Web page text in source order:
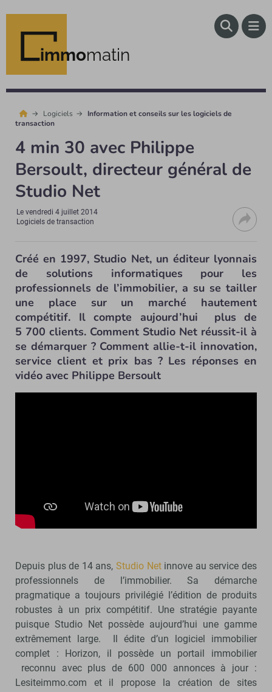
immomatin
Logiciels
Information et conseils sur les logiciels de
transaction
4 min 30 avec Philippe
Bersoult, directeur général de
Studio Net
Levendredi 4 juillet 2014
Logiciels de transaction
Créé en 1997, Studio Net, un éditeur lyonnais
de solutions informatiques pour les
professionnels de l’immobilier, a su se tailler
une place sur un marché hautement
compétitif. Il compte aujourd’hui plus de
5 700 clients. Comment Studio Net réussit-il à
se démarquer ? Comment allie-t-il innovation,
service client et prix bas ? Les réponses en
vidéo avec Philippe Bersoult
Depuis plus de 14 ans, Studio Netinnove au service des
professionnels de l’immobilier. Sa démarche
pragmatique a toujours privilégié l’édition de produits
robustes à un prix compétitif. Une stratégie payante
puisque Studio Net possède aujourd’hui une gamme
extrêmement large. Il édite d’un logiciel immobilier
complet : Horizon, il possède un portail immobilier
reconnu avec plus de 600 000 annonces à jour :
Lesiteimmo.com et il propose la création de sites